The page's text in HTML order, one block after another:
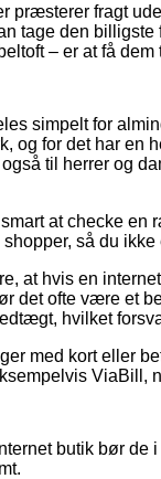
præsterer fragt
tage den
– er at få
simpelt for
og for det har en
til herrer og
at checke en
så du
at hvis en
det ofte være et
hvilket
med kort eller
ViaBill,
butik bør